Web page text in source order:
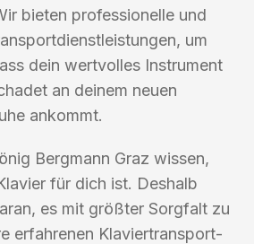
bieten professionelle und
um
dein wertvolles Instrument
an deinem neuen
ankommt.
Bergmann Graz wissen,
für dich ist. Deshalb
es mit größter Sorgfalt zu
erfahrenen Klaviertransport-